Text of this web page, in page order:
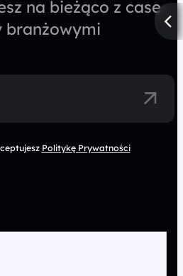
na bieżąco z case
branżowymi
Politykę Prywatności